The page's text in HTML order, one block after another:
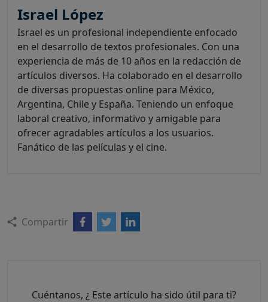
Israel López
Israel es un profesional independiente enfocado
en el desarrollo de textos profesionales. Con una
experiencia de más de 10 años en la redacción de
artículos diversos. Ha colaborado en el desarrollo
de diversas propuestas online para México,
Argentina, Chile y España. Teniendo un enfoque
laboral creativo, informativo y amigable para
ofrecer agradables artículos a los usuarios.
Fanático de las películas y el cine.
Compartir
Cuéntanos, ¿ Este artículo ha sido útil para ti?